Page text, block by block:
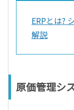
ERPとは?
解説
原価管理シ